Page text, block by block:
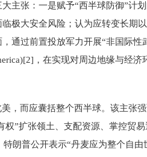
主张：一是赋予“西半球防御”计
极大安全风险；认为应转变长期
通过前置投放军力开展“非国际性
，在实现对周边地缘与经
，而应囊括整个西半球。该主张
”扩张领土、支配资源、掌控贸
朗普公开表示“丹麦应为整个自